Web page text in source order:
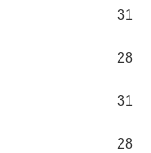
31
28
31
28